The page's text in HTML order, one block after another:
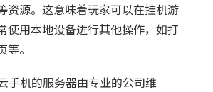
资源。这意味着玩家可以在挂机游
使用本地设备进行其他操作，如打
。
手机的服务器由专业的公司维